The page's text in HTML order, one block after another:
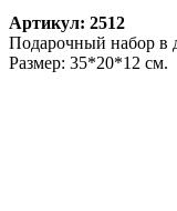
Артикул: 2512
Подарочный набор в
Размер: 35*20*12 см.